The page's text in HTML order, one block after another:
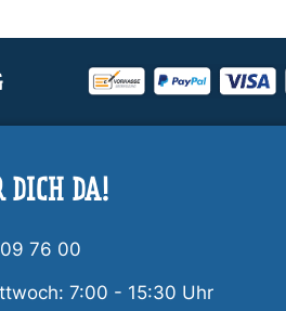
DA!
76 00
7:00 - 15:30 Uhr